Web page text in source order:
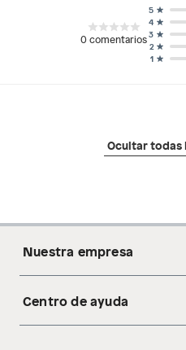
0comentarios
1
2
3
4
5
Ocultar todas
Nuestra empresa
Acerca de nosotros
Centro de ayuda